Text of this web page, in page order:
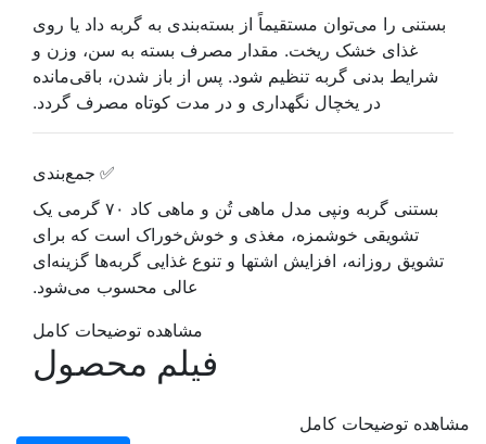
بستنی را می‌توان مستقیماً از بسته‌بندی به گربه داد یا روی
غذای خشک ریخت. مقدار مصرف بسته به سن، وزن و
شرایط بدنی گربه تنظیم شود. پس از باز شدن، باقی‌مانده
در یخچال نگهداری و در مدت کوتاه مصرف گردد.
✅ جمع‌بندی
بستنی گربه ونپی مدل ماهی تُن و ماهی کاد ۷۰ گرمی یک
تشویقی خوشمزه، مغذی و خوش‌خوراک است که برای
تشویق روزانه، افزایش اشتها و تنوع غذایی گربه‌ها گزینه‌ای
عالی محسوب می‌شود.
مشاهده توضیحات کامل
فیلم محصول
مشاهده توضیحات کامل